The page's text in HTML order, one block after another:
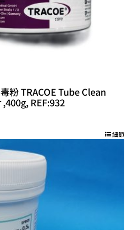
粉 TRACOE Tube Clean
REF:932
細節